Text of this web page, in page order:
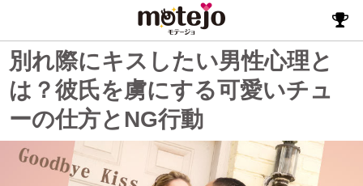
別れ際にキスしたい男性心理と
は？彼氏を虜にする可愛いチュ
ーの仕方とNG行動